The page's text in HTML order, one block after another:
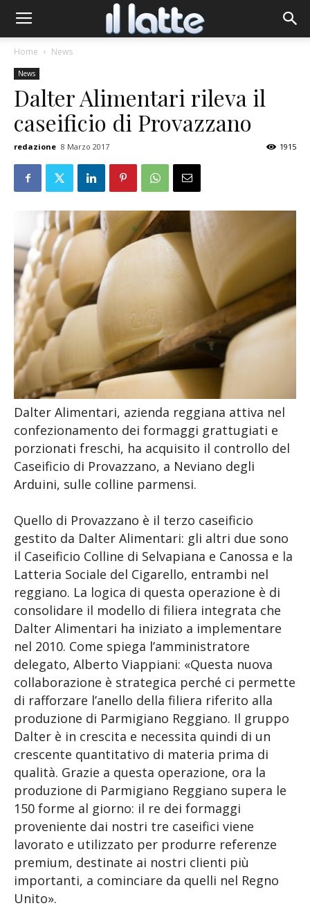
Home News
News
Dalter Alimentari rileva il
caseificio di Provazzano
redazione 8 Marzo 2017 1915
Dalter Alimentari, azienda reggiana attiva nel
confezionamento dei formaggi grattugiati e
porzionati freschi, ha acquisito il controllo del
Caseificio di Provazzano, a Neviano degli
Arduini, sulle colline parmensi.
Quello di Provazzano è il terzo caseificio
gestito da Dalter Alimentari: gli altri due sono
il Caseificio Colline di Selvapiana e Canossa e la
Latteria Sociale del Cigarello, entrambi nel
reggiano. La logica di questa operazione è di
consolidare il modello di filiera integrata che
Dalter Alimentari ha iniziato a implementare
nel 2010. Come spiega l’amministratore
delegato, Alberto Viappiani: «Questa nuova
collaborazione è strategica perché ci permette
di rafforzare l’anello della filiera riferito alla
produzione di Parmigiano Reggiano. Il gruppo
Dalter è in crescita e necessita quindi di un
crescente quantitativo di materia prima di
qualità. Grazie a questa operazione, ora la
produzione di Parmigiano Reggiano supera le
150 forme al giorno: il re dei formaggi
proveniente dai nostri tre caseifici viene
lavorato e utilizzato per produrre referenze
premium, destinate ai nostri clienti più
importanti, a cominciare da quelli nel Regno
Unito».